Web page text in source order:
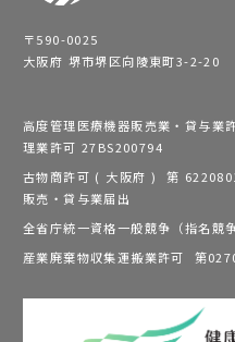
〒590-0025
大阪府 堺市堺区向陵東町3-2-20
高度管理医療機器販売業・貸与
理業許可 27BS200794
古物商許可 ( 大阪府 ) 第
販売・貸与業届出
全省庁統一資格一般競争（指名
産業廃棄物収集運搬業許可 第